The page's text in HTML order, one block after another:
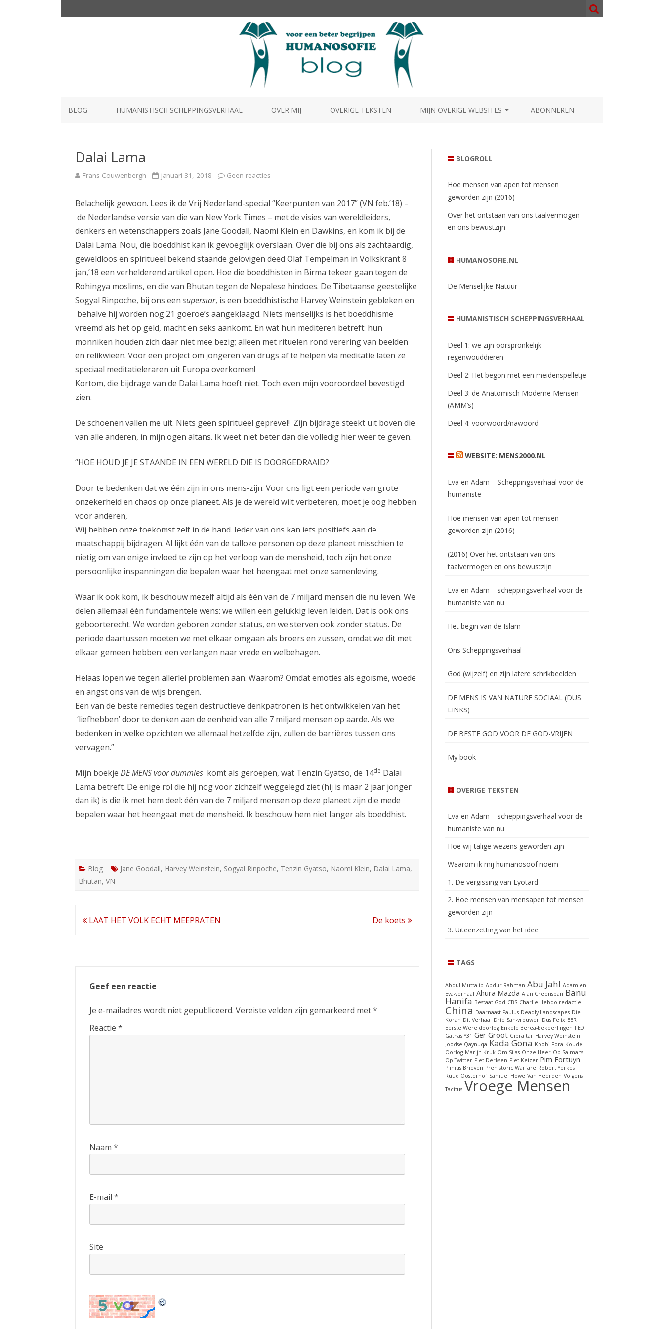
to
BLOG HUMANISTISCH SCHEPPINGSVERHAAL OVER MIJ OVERIGE TEKSTEN MIJN OVERIGE WEBSITES ABONNEREN
Dalai Lama
Frans Couwenbergh januari 31, 2018 Geen reacties
Belachelijk gewoon. Lees ik de Vrij Nederland-special “Keerpunten van 2017” (VN feb.’18) –
de Nederlandse versie van die van New York Times – met de visies van wereldleiders,
denkers en wetenschappers zoals Jane Goodall, Naomi Klein en Dawkins, en kom ik bij de
Dalai Lama. Nou, die boeddhist kan ik gevoeglijk overslaan. Over die bij ons als zachtaardig,
geweldloos en spiritueel bekend staande gelovigen deed Olaf Tempelman in Volkskrant 8
jan,’18 een verhelderend artikel open. Hoe die boeddhisten in Birma tekeer gaan tegen de
Rohingya moslims, en die van Bhutan tegen de Nepalese hindoes. De Tibetaanse geestelijke
Sogyal Rinpoche, bij ons een superstar, is een boeddhistische Harvey Weinstein gebleken en
behalve hij worden nog 21 goeroe’s aangeklaagd. Niets menselijks is het boeddhisme
vreemd als het op geld, macht en seks aankomt. En wat hun mediteren betreft: hun
monniken houden zich daar niet mee bezig; alleen met rituelen rond verering van beelden
en relikwieën. Voor een project om jongeren van drugs af te helpen via meditatie laten ze
speciaal meditatieleraren uit Europa overkomen!
Kortom, die bijdrage van de Dalai Lama hoeft niet. Toch even mijn vooroordeel bevestigd
zien.
De schoenen vallen me uit. Niets geen spiritueel geprevel! Zijn bijdrage steekt uit boven die
van alle anderen, in mijn ogen altans. Ik weet niet beter dan die volledig hier weer te geven.
“HOE HOUD JE JE STAANDE IN EEN WERELD DIE IS DOORGEDRAAID?
Door te bedenken dat we één zijn in ons mens-zijn. Voor ons ligt een periode van grote
onzekerheid en chaos op onze planeet. Als je de wereld wilt verbeteren, moet je oog hebben
voor anderen,
Wij hebben onze toekomst zelf in de hand. Ieder van ons kan iets positiefs aan de
maatschappij bijdragen. Al lijkt één van de talloze personen op deze planeet misschien te
nietig om van enige invloed te zijn op het verloop van de mensheid, toch zijn het onze
persoonlijke inspanningen die bepalen waar het heengaat met onze samenleving.
Waar ik ook kom, ik beschouw mezelf altijd als één van de 7 miljard mensen die nu leven. We
delen allemaal één fundamentele wens: we willen een gelukkig leven leiden. Dat is ook ons
geboorterecht. We worden geboren zonder status, en we sterven ook zonder status. De
periode daartussen moeten we met elkaar omgaan als broers en zussen, omdat we dit met
elkaar gemeen hebben: een verlangen naar vrede en welbehagen.
Helaas lopen we tegen allerlei problemen aan. Waarom? Omdat emoties als egoïsme, woede
en angst ons van de wijs brengen.
Een van de beste remedies tegen destructieve denkpatronen is het ontwikkelen van het
‘liefhebben’ door te denken aan de eenheid van alle 7 miljard mensen op aarde. Als we
bedenken in welke opzichten we allemaal hetzelfde zijn, zullen de barrières tussen ons
vervagen.”
Mijn boekje DE MENS voor dummies komt als geroepen, wat Tenzin Gyatso, de 14de Dalai
Lama betreft. De enige rol die hij nog voor zichzelf weggelegd ziet (hij is maar 2 jaar jonger
dan ik) is die ik met hem deel: één van de 7 miljard mensen op deze planeet zijn die mede
bepalen waar het heengaat met de mensheid. Ik beschouw hem niet langer als boeddhist.
Blog Jane Goodall, Harvey Weinstein, Sogyal Rinpoche, Tenzin Gyatso, Naomi Klein, Dalai Lama,
Bhutan, VN
Bericht
LAAT HET VOLK ECHT MEEPRATEN De koets
Geef een reactie
Je e-mailadres wordt niet gepubliceerd. Vereiste velden zijn gemarkeerd met*
Reactie *
Naam *
E-mail *
Site
BLOGROLL
Hoe mensen van apen tot mensen
geworden zijn (2016)
Over het ontstaan van ons taalvermogen
en ons bewustzijn
HUMANOSOFIE.NL
De Menselijke Natuur
HUMANISTISCH SCHEPPINGSVERHAAL
Deel 1: we zijn oorspronkelijk
regenwouddieren
Deel 2: Het begon met een meidenspelletje
Deel 3: de Anatomisch Moderne Mensen
(AMM’s)
Deel 4: voorwoord/nawoord
WEBSITE: MENS2000.NL
Eva en Adam – Scheppingsverhaal voor de
humaniste
Hoe mensen van apen tot mensen
geworden zijn (2016)
(2016) Over het ontstaan van ons
taalvermogen en ons bewustzijn
Eva en Adam – scheppingsverhaal voor de
humaniste van nu
Het begin van de Islam
Ons Scheppingsverhaal
God (wijzelf) en zijn latere schrikbeelden
DE MENS IS VAN NATURE SOCIAAL (DUS
LINKS)
DE BESTE GOD VOOR DE GOD-VRIJEN
My book
OVERIGE TEKSTEN
Eva en Adam – scheppingsverhaal voor de
humaniste van nu
Hoe wij talige wezens geworden zijn
Waarom ik mij humanosoof noem
1. De vergissing van Lyotard
2. Hoe mensen van mensapen tot mensen
geworden zijn
3. Uiteenzetting van het idee
TAGS
Abdul Muttalib Abdur Rahman Abu Jahl Adam-en
Eva-verhaal Ahura Mazda Alan Greenspan Banu
Hanifa Bestaat God CBS Charlie Hebdo-redactie
China Daarnaast Paulus Deadly Landscapes Die
Koran Dit Verhaal Drie San-vrouwen Dus Felix EER
Eerste Wereldoorlog Enkele Berea-bekeerlingen FED
Gathas Y31 Ger Groot Gibraltar Harvey Weinstein
Joodse Qaynuqa Kada Gona Koobi Fora Koude
Oorlog Marijn Kruk Om Silas Onze Heer Op Salmans
Op Twitter Piet Derksen Piet Keizer Pim Fortuyn
Plinius Brieven Prehistoric Warfare Robert Yerkes
Ruud Oosterhof Samuel Howe Van Heerden Volgens
Tacitus Vroege Mensen